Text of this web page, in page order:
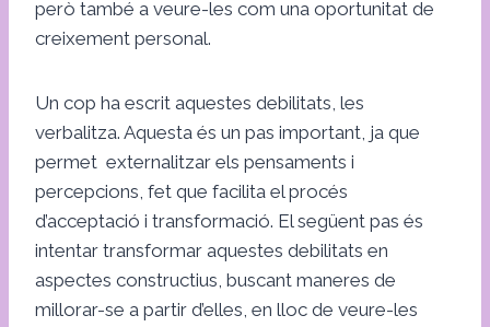
però també a veure-les com una oportunitat de
creixement personal.
Un cop ha escrit aquestes debilitats, les
verbalitza. Aquesta és un pas important, ja que
permet externalitzar els pensaments i
percepcions, fet que facilita el procés
d’acceptació i transformació. El següent pas és
intentar transformar aquestes debilitats en
aspectes constructius, buscant maneres de
millorar-se a partir d’elles, en lloc de veure-les